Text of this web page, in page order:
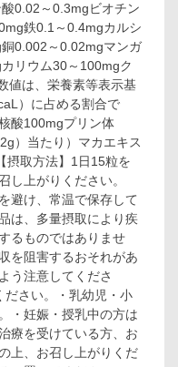
0.02～0.3mgビオチン
鉄0.1～0.4mgカルシ
0.002～0.02mgマンガ
リウム30～100mgク
値は、栄養素等表示基
）に占める割合で
酸100mgプリン体
）当たり）マカエキス
摂取方法】1日15粒を
し上がりください。
避け、常温で保存して
は、多量摂取により疾
るものではありませ
を阻害するおそれがあ
う注意してくださ
ださい。・乳幼児・小
・妊娠・授乳中の方は
療を受けている方、お
上、お召し上がりくだ